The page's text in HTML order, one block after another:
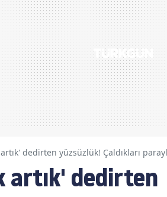
dedirten yüzsüzlük! Çaldıkları
artık' dedirten